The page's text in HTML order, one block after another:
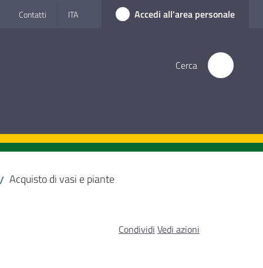
Contatti ITA Accedi all'area personale
Cerca
/ Acquisto di vasi e piante
Condividi Vedi azioni